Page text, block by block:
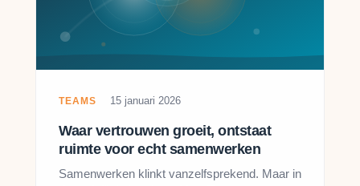
TEAMS 15 januari 2026
Waar vertrouwen groeit, ontstaat
ruimte voor echt samenwerken
Samenwerken klinkt vanzelfsprekend. Maar in